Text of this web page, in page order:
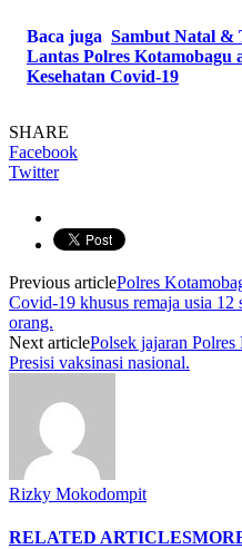
Baca juga Sambut Natal &
Lantas Polres
Kesehatan Covid-19
SHARE
Facebook
Twitter
Previous articlePolres
Covid-19 khusus remaja usia 12
orang.
Next articlePolsek jajaran
Presisi vaksinasi nasional.
Rizky Mokodompit
RELATED ARTICLES